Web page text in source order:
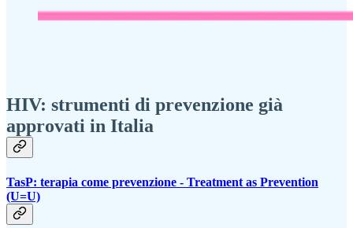
HIV: strumenti di prevenzione già
approvati in Italia
TasP: terapia come prevenzione - Treatment as Prevention
(U=U)